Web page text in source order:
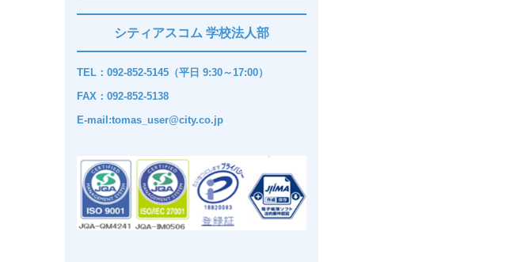
シティアスコム 学校法人部
TEL：092-852-5145（平日 9:30～17:00）
FAX：092-852-5138
E-mail:tomas_user@city.co.jp